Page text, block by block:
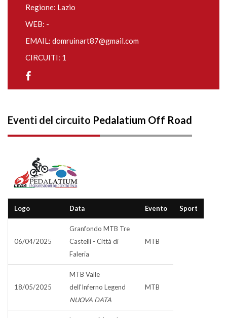
Regione: Lazio
WEB: -
EMAIL: domruinart87@gmail.com
CIRCUITI: 1
Eventi del circuito Pedalatium Off Road
Logo Data Evento Sport
06/04/2025
Granfondo MTB Tre
Castelli - Città di
Faleria
MTB
18/05/2025
MTB Valle
dell'Inferno Legend
NUOVA DATA
MTB